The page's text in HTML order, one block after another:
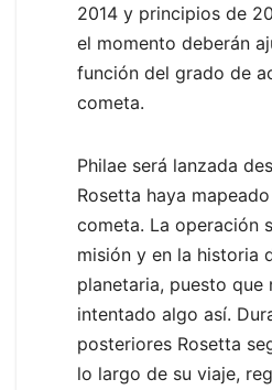
2014 y principios de
el momento deberán
función del grado de
cometa.
Philae será lanzada
Rosetta haya
cometa. La operación
misión y en la historia
planetaria, puesto que
intentado algo así.
posteriores Rosetta
lo largo de su viaje,